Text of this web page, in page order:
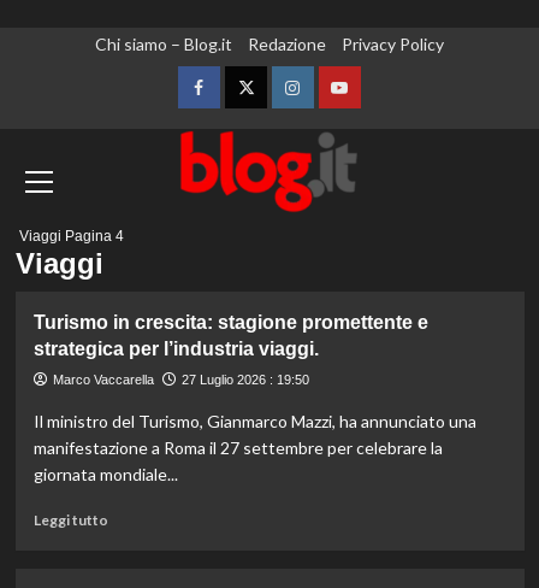
Chi siamo – Blog.it Redazione Privacy Policy
FacebookTwitterInstagramYouTube
principale
Viaggi Pagina 4
Viaggi
Turismo in crescita: stagione promettente e
strategica per l’industria viaggi.
Marco Vaccarella 27 Luglio 2026 : 19:50
Il ministro del Turismo, Gianmarco Mazzi, ha annunciato una
manifestazione a Roma il 27 settembre per celebrare la
giornata mondiale...
Leggi tuttoLeggi